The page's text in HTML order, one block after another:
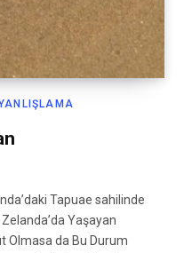
Tapuae sahilinde
Zelanda’da Yaşayan
Olmasa da Bu Durum